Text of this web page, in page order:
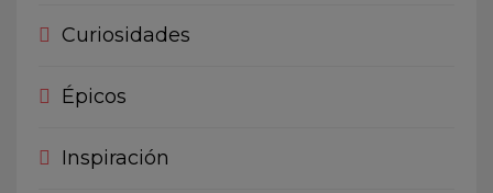
Curiosidades
Épicos
Inspiración